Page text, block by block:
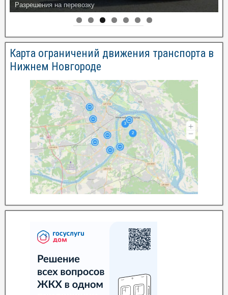
Разрешения на перевозку
Карта ограничений движения транспорта в
Нижнем Новгороде